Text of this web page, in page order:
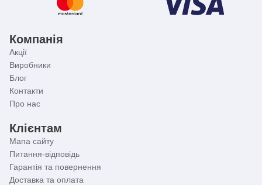
Компанія
Акції
Виробники
Блог
Контакти
Про нас
Клієнтам
Мапа сайту
Питання-відповідь
Гарантія та повернення
Доставка та оплата